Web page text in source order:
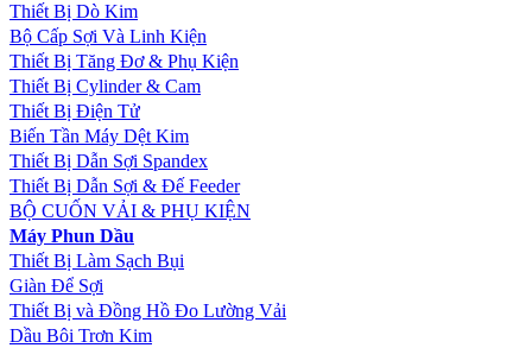
Thiết Bị Dò Kim
Bộ Cấp Sợi Và Linh Kiện
Thiết Bị Tăng Đơ & Phụ Kiện
Thiết Bị Cylinder & Cam
Thiết Bị Điện Tử
Biến Tần Máy Dệt Kim
Thiết Bị Dẫn Sợi Spandex
Thiết Bị Dẫn Sợi & Đế Feeder
BỘ CUỐN VẢI & PHỤ KIỆN
Máy Phun Dầu
Thiết Bị Làm Sạch Bụi
Giàn Để Sợi
Thiết Bị và Đồng Hồ Đo Lường Vải
Dầu Bôi Trơn Kim